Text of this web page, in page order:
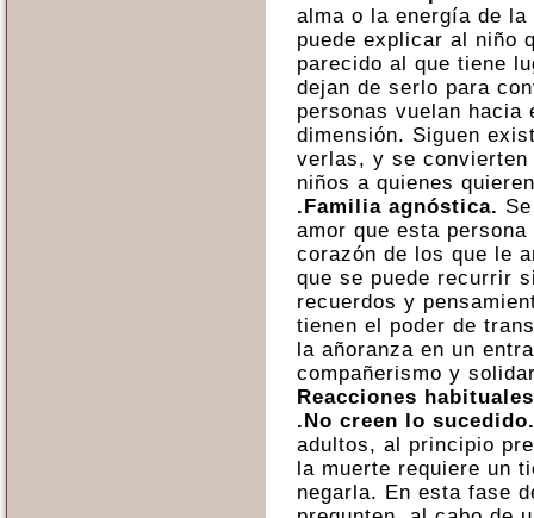
alma o la energía de
puede explicar al niño
parecido al que tiene
dejan de serlo para
personas vuelan
dimensión. Siguen
verlas, y se convierten
niños a quienes
.Familia agnóstica.
amor que esta
corazón de los que le
que se puede recurrir
recuerdos y
tienen el poder de
la añoranza en un
compañerismo y
Reacciones habituales
.No creen lo
adultos, al principio
la muerte requiere un
negarla. En esta fase